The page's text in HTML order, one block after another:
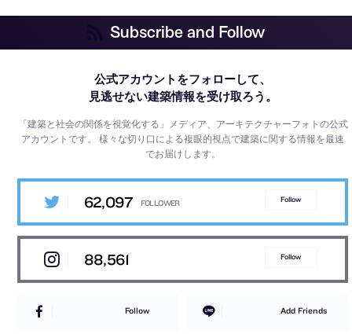
Subscribe and Follow
公式アカウントをフォローして、
見逃せない建築情報を受け取ろう。
「建築と社会の関係を視覚化する」メディア、アーキテクチャーフォトの公式
アカウントです。様々な切り口による複眼的視点で建築に関する情報を最速
でお届けします。
62,097 Follow
88,561 Follow
Follow Add Friends